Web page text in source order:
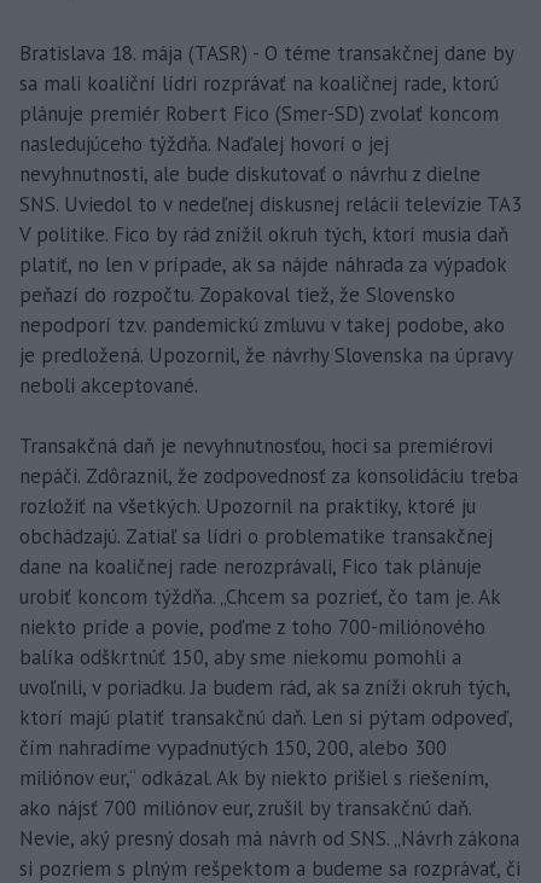
Bratislava 18. mája (TASR) - O téme transakčnej dane by
sa mali koaliční lídri rozprávať na koaličnej rade, ktorú
plánuje premiér Robert Fico (Smer-SD) zvolať koncom
nasledujúceho týždňa. Naďalej hovorí o jej
nevyhnutnosti, ale bude diskutovať o návrhu z dielne
SNS. Uviedol to v nedeľnej diskusnej relácii televízie TA3
V politike. Fico by rád znížil okruh tých, ktorí musia daň
platiť, no len v prípade, ak sa nájde náhrada za výpadok
peňazí do rozpočtu. Zopakoval tiež, že Slovensko
nepodporí tzv. pandemickú zmluvu v takej podobe, ako
je predložená. Upozornil, že návrhy Slovenska na úpravy
neboli akceptované.
Transakčná daň je nevyhnutnosťou, hoci sa premiérovi
nepáči. Zdôraznil, že zodpovednosť za konsolidáciu treba
rozložiť na všetkých. Upozornil na praktiky, ktoré ju
obchádzajú. Zatiaľ sa lídri o problematike transakčnej
dane na koaličnej rade nerozprávali, Fico tak plánuje
urobiť koncom týždňa. „Chcem sa pozrieť, čo tam je. Ak
niekto príde a povie, poďme z toho 700-miliónového
balíka odškrtnúť 150, aby sme niekomu pomohli a
uvoľnili, v poriadku. Ja budem rád, ak sa zníži okruh tých,
ktorí majú platiť transakčnú daň. Len si pýtam odpoveď,
čím nahradíme vypadnutých 150, 200, alebo 300
miliónov eur,“ odkázal. Ak by niekto prišiel s riešením,
ako nájsť 700 miliónov eur, zrušil by transakčnú daň.
Nevie, aký presný dosah má návrh od SNS. „Návrh zákona
si pozriem s plným rešpektom a budeme sa rozprávať, či